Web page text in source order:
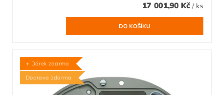
17 001,90 Kč / ks
+ Dárek zdarma
Doprava zdarma